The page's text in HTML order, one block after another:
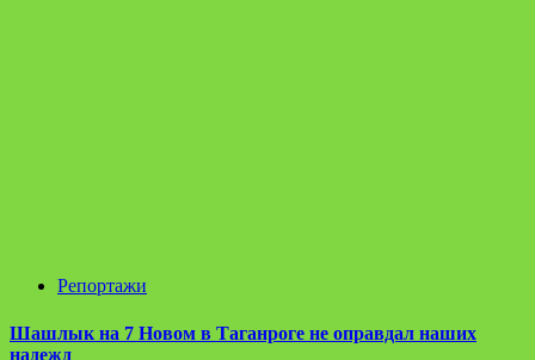
Репортажи
Шашлык на 7 Новом в Таганроге не оправдал наших
надежд